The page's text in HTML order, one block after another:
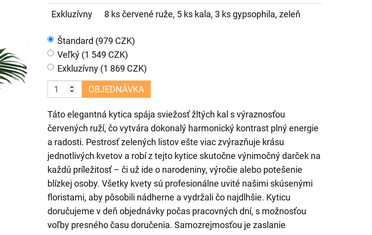
Exkluzívny
8 ks červené ruže, 5 ks kala, 3 ks gypsophila, zeleň
Štandard (979 CZK)
Veľký (1 549 CZK)
Exkluzívny (1 869 CZK)
OBJEDNÁVKA
Táto elegantná kytica spája sviežosť žltých kal s výraznosťou
červených ruží, čo vytvára dokonalý harmonický kontrast plný energie
a radosti. Pestrosť zelených listov ešte viac zvýrazňuje krásu
jednotlivých kvetov a robí z tejto kytice skutočne výnimočný darček na
každú príležitosť – či už ide o narodeniny, výročie alebo potešenie
blízkej osoby. Všetky kvety sú profesionálne uvité našimi skúsenými
floristami, aby pôsobili nádherne a vydržali čo najdlhšie. Kyticu
doručujeme v deň objednávky počas pracovných dní, s možnosťou
voľby presného času doručenia. Samozrejmosťou je zaslanie